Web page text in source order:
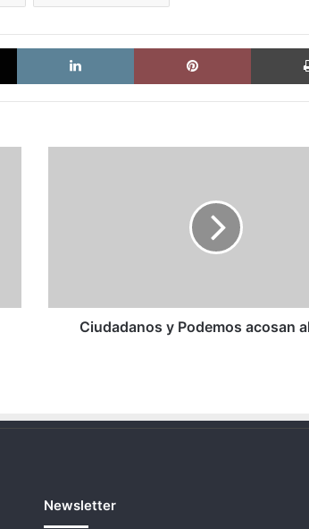
X LinkedIn Pinterest
Ciudadanos y Podemos acosan
Newsletter